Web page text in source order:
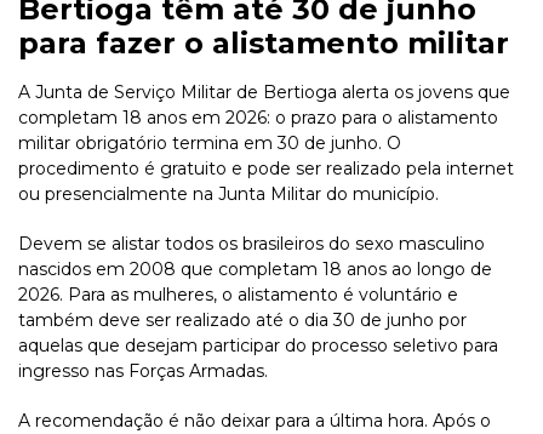
Bertioga têm até 30 de junho
para fazer o alistamento militar
A Junta de Serviço Militar de Bertioga alerta os jovens que
completam 18 anos em 2026: o prazo para o alistamento
militar obrigatório termina em 30 de junho. O
procedimento é gratuito e pode ser realizado pela internet
ou presencialmente na Junta Militar do município.
Devem se alistar todos os brasileiros do sexo masculino
nascidos em 2008 que completam 18 anos ao longo de
2026. Para as mulheres, o alistamento é voluntário e
também deve ser realizado até o dia 30 de junho por
aquelas que desejam participar do processo seletivo para
ingresso nas Forças Armadas.
A recomendação é não deixar para a última hora. Após o